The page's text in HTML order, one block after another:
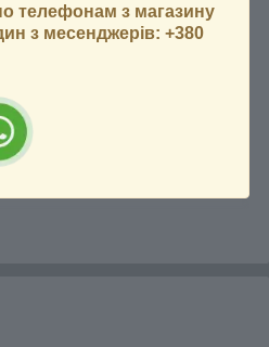
телефонам з магазину
з месенджерів: +380